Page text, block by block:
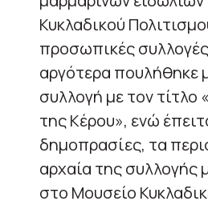
Κυκλαδικού
προσωπικές
αργότερα πουλήθηκε
συλλογή με τον
της Κέρου», ενώ
δημοπρασίες, τα
αρχαία της συλλογής
στο Μουσείο